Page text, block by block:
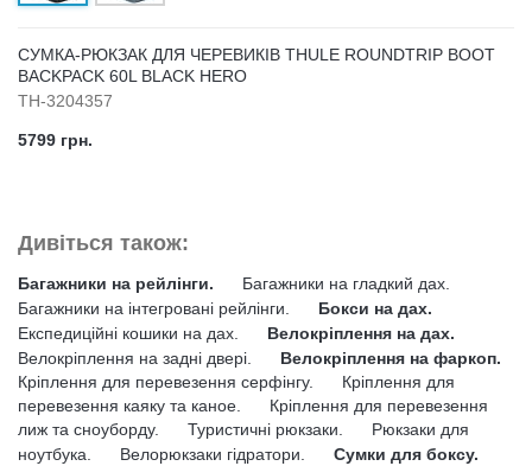
СУМКА-РЮКЗАК ДЛЯ ЧЕРЕВИКІВ THULE ROUNDTRIP BOOT
BACKPACK 60L BLACK HERO
TH-3204357
5799 грн.
Дивіться також:
Багажники на рейлінги.
Багажники на гладкий дах.
Багажники на інтегровані рейлінги.
Бокси на дах.
Експедиційні кошики на дах.
Велокріплення на дах.
Велокріплення на задні двері.
Велокріплення на фаркоп.
Кріплення для перевезення серфінгу.
Кріплення для
перевезення каяку та каное.
Кріплення для перевезення
лиж та сноуборду.
Туристичні рюкзаки.
Рюкзаки для
ноутбука.
Велорюкзаки гідратори.
Сумки для боксу.